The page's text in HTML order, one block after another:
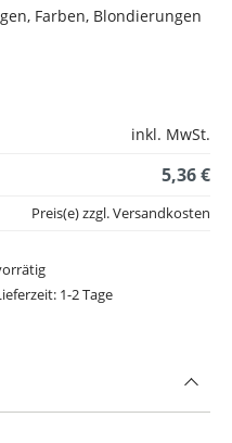
Farben, Blondierungen
inkl. MwSt.
5,36 €
1-2 Tage
Preis(e) zzgl. Versandkosten